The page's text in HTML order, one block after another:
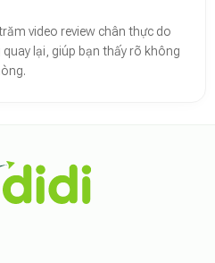
video review chân thực do
lại, giúp bạn thấy rõ không
Official,